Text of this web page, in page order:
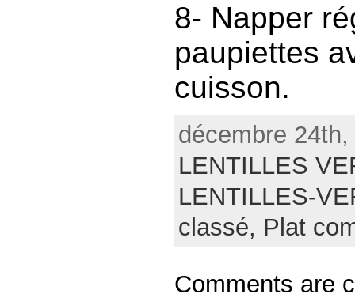
8- Napper
paupiettes
cuisson.
décembre
LENTILLES
LENTILLES-
classé, Plat
Comments are